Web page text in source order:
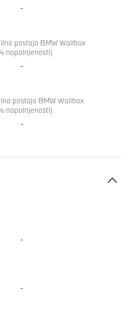
-
postajo BMW Wallbox
napolnjenosti)
-
postajo BMW Wallbox
napolnjenosti)
-
-
-